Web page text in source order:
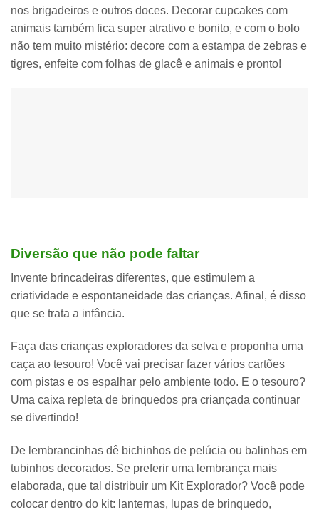
nos brigadeiros e outros doces. Decorar cupcakes com
animais também fica super atrativo e bonito, e com o bolo
não tem muito mistério: decore com a estampa de zebras e
tigres, enfeite com folhas de glacê e animais e pronto!
Diversão que não pode faltar
Invente brincadeiras diferentes, que estimulem a
criatividade e espontaneidade das crianças. Afinal, é disso
que se trata a infância.
Faça das crianças exploradores da selva e proponha uma
caça ao tesouro! Você vai precisar fazer vários cartões
com pistas e os espalhar pelo ambiente todo. E o tesouro?
Uma caixa repleta de brinquedos pra criançada continuar
se divertindo!
De lembrancinhas dê bichinhos de pelúcia ou balinhas em
tubinhos decorados. Se preferir uma lembrança mais
elaborada, que tal distribuir um Kit Explorador? Você pode
colocar dentro do kit: lanternas, lupas de brinquedo,